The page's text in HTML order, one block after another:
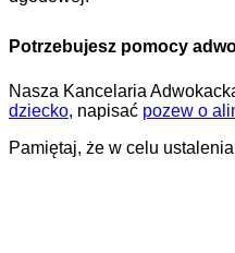
Potrzebujesz pomocy
Nasza Kancelaria
dziecko, napisać pozew o
Pamiętaj, że w celu